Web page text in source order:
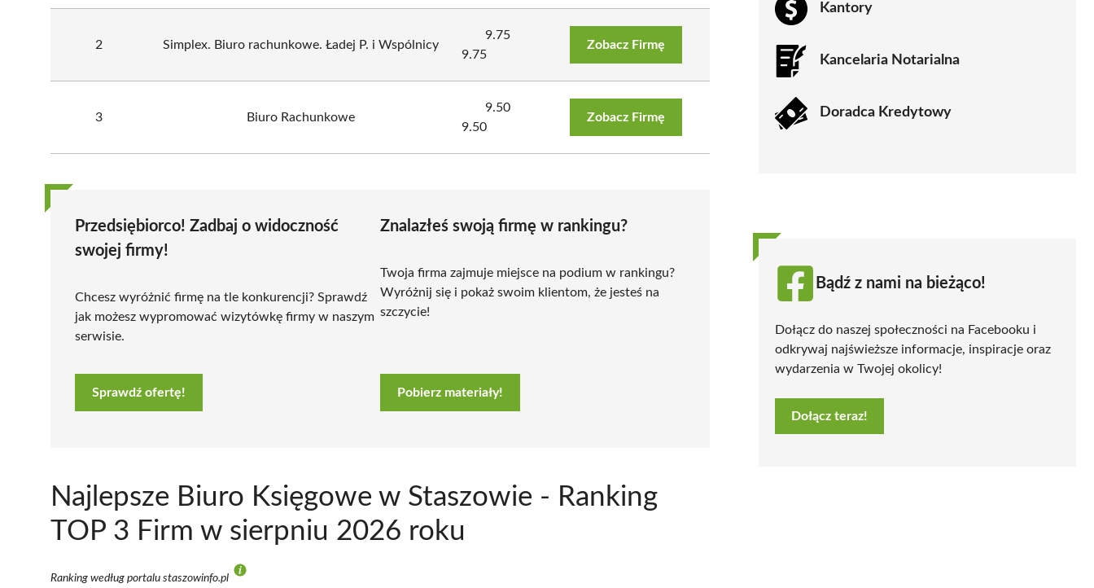
2 Simplex. Biuro rachunkowe. Ładej P. i Wspólnicy
9.75
9.75
Zobacz Firmę
3 Biuro Rachunkowe
9.50
9.50
Zobacz Firmę
Przedsiębiorco! Zadbaj o widoczność
swojej firmy!
Chcesz wyróżnić firmę na tle konkurencji? Sprawdź
jak możesz wypromować wizytówkę firmy w naszym
serwisie.
Sprawdź ofertę!
Znalazłeś swoją firmę w rankingu?
Twoja firma zajmuje miejsce na podium w rankingu?
Wyróżnij się i pokaż swoim klientom, że jesteś na
szczycie!
Pobierz materiały!
Najlepsze Biuro Księgowe w Staszowie - Ranking
TOP 3 Firm w sierpniu 2026 roku
Ranking według portalu staszowinfo.pl
Kantory
Kancelaria Notarialna
Doradca Kredytowy
Bądź z nami na bieżąco!
Dołącz do naszej społeczności na Facebooku i
odkrywaj najświeższe informacje, inspiracje oraz
wydarzenia w Twojej okolicy!
Dołącz teraz!